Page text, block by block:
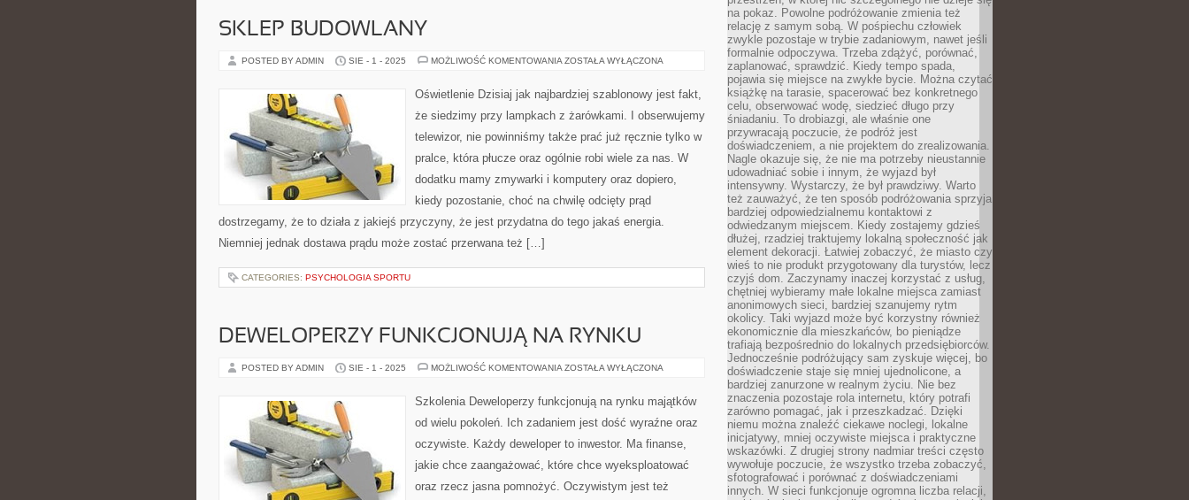
SKLEP BUDOWLANY
POSTED BY ADMIN SIE - 1 - 2025 MOŻLIWOŚĆ KOMENTOWANIA SKLEP
ZOSTAŁA WYŁĄCZONA
Oświetlenie Dzisiaj jak najbardziej szablonowy jest fakt,
że siedzimy przy lampkach z żarówkami. I obserwujemy
telewizor, nie powinniśmy także prać już ręcznie tylko w
pralce, która płucze oraz ogólnie robi wiele za nas. W
dodatku mamy zmywarki i komputery oraz dopiero,
kiedy pozostanie, choć na chwilę odcięty prąd
dostrzegamy, że to działa z jakiejś przyczyny, że jest przydatna do tego jakaś energia.
Niemniej jednak dostawa prądu może zostać przerwana też […]
CATEGORIES: PSYCHOLOGIA SPORTU
DEWELOPERZY FUNKCJONUJĄ NA RYNKU
POSTED BY ADMIN SIE - 1 - 2025 MOŻLIWOŚĆ KOMENTOWANIA DEWELOPERZY
RYNKU
ZOSTAŁA WYŁĄCZONA
Szkolenia Deweloperzy funkcjonują na rynku majątków
od wielu pokoleń. Ich zadaniem jest dość wyraźne oraz
oczywiste. Każdy deweloper to inwestor. Ma finanse,
jakie chce zaangażować, które chce wyeksploatować
oraz rzecz jasna pomnożyć. Oczywistym jest też
na pokaz. Powolne podróżowanie zmienia też
relację z samym sobą. W pośpiechu człowiek
zwykle pozostaje w trybie zadaniowym, nawet jeśli
formalnie odpoczywa. Trzeba zdążyć, porównać,
zaplanować, sprawdzić. Kiedy tempo spada,
pojawia się miejsce na zwykłe bycie. Można czytać
książkę na tarasie, spacerować bez konkretnego
celu, obserwować wodę, siedzieć długo przy
śniadaniu. To drobiazgi, ale właśnie one
przywracają poczucie, że podróż jest
doświadczeniem, a nie projektem do zrealizowania.
Nagle okazuje się, że nie ma potrzeby nieustannie
udowadniać sobie i innym, że wyjazd był
intensywny. Wystarczy, że był prawdziwy. Warto
też zauważyć, że ten sposób podróżowania sprzyja
bardziej odpowiedzialnemu kontaktowi z
odwiedzanym miejscem. Kiedy zostajemy gdzieś
dłużej, rzadziej traktujemy lokalną społeczność jak
element dekoracji. Łatwiej zobaczyć, że miasto czy
wieś to nie produkt przygotowany dla turystów, lecz
czyjś dom. Zaczynamy inaczej korzystać z usług,
chętniej wybieramy małe lokalne miejsca zamiast
anonimowych sieci, bardziej szanujemy rytm
okolicy. Taki wyjazd może być korzystny również
ekonomicznie dla mieszkańców, bo pieniądze
trafiają bezpośrednio do lokalnych przedsiębiorców.
Jednocześnie podróżujący sam zyskuje więcej, bo
doświadczenie staje się mniej ujednolicone, a
bardziej zanurzone w realnym życiu. Nie bez
znaczenia pozostaje rola internetu, który potrafi
zarówno pomagać, jak i przeszkadzać. Dzięki
niemu można znaleźć ciekawe noclegi, lokalne
inicjatywy, mniej oczywiste miejsca i praktyczne
wskazówki. Z drugiej strony nadmiar treści często
wywołuje poczucie, że wszystko trzeba zobaczyć,
sfotografować i porównać z doświadczeniami
innych. W sieci funkcjonuje ogromna liczba relacji,